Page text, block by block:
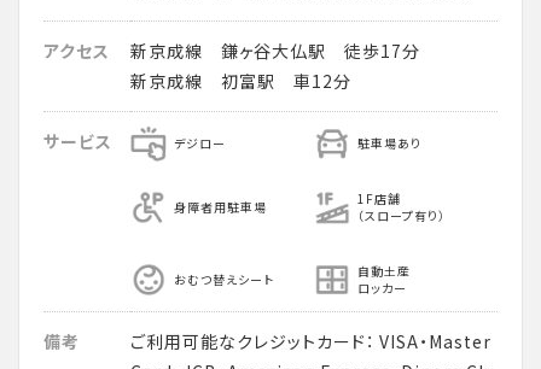
アクセス
新京成線 鎌ヶ谷大仏駅 徒歩17分
新京成線 初富駅 車12分
サービス デジロー 駐車場あり
身障者用駐車場
1F店舗
（スロープ有り）
おむつ替えシート
自動土産
ロッカー
備考
ご利用可能なクレジットカード： VISA・Master